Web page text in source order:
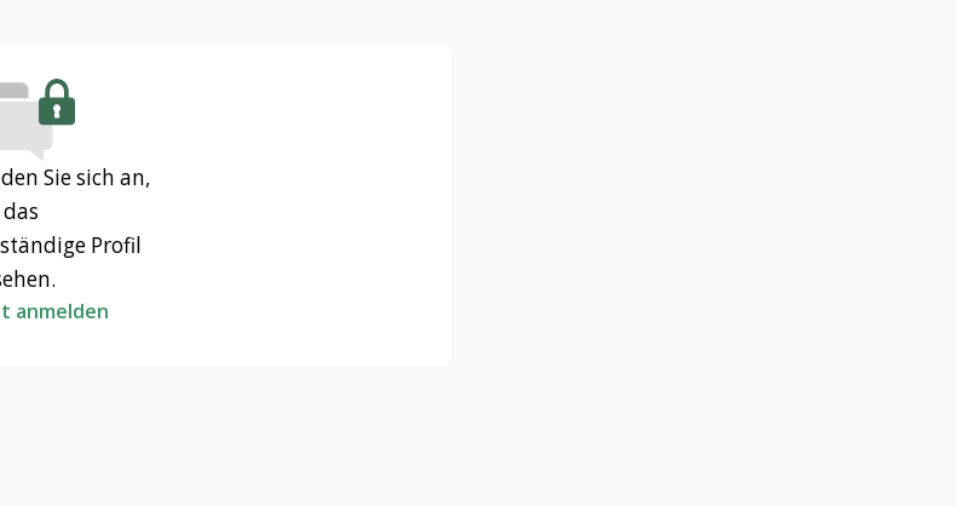
Sie sich an,
Profil
anmelden